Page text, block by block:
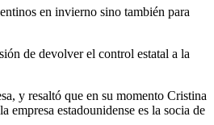
en invierno sino también para
de devolver el control estatal a la
y resaltó que en su momento Cristina
estadounidense es la socia de